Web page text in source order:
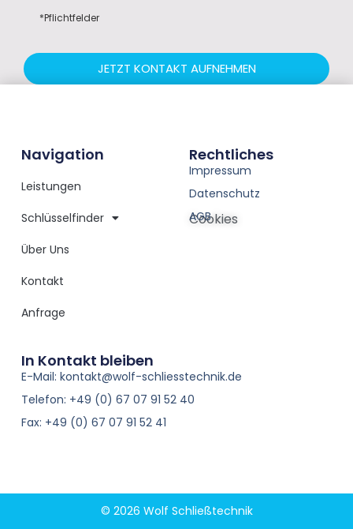
*Pflichtfelder
JETZT KONTAKT AUFNEHMEN
In Kontakt bleiben
E-Mail: kontakt@wolf-schliesstechnik.de
Telefon: +49 (0) 67 07 91 52 40
Fax: +49 (0) 67 07 91 52 41
Navigation
Leistungen
Schlüsselfinder
Über Uns
Kontakt
Anfrage
Rechtliches
Impressum
Datenschutz
AGB
Cookies
© 2026 Wolf Schließtechnik